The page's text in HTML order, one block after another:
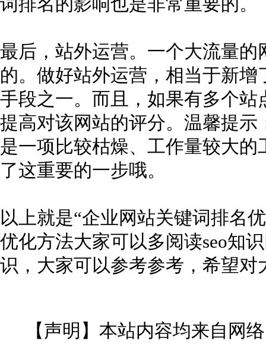
词排名的影响也是非常重要的。
最后，站外运营。一个大流量
的。做好站外运营，相当于新
手段之一。而且，如果有多个
提高对该网站的评分。温馨提示
是一项比较枯燥、工作量较大
了这重要的一步哦。
以上就是“企业网站关键词排名
优化方法大家可以多阅读seo知
识，大家可以参考参考，希望对
【声明】本站内容均来自网